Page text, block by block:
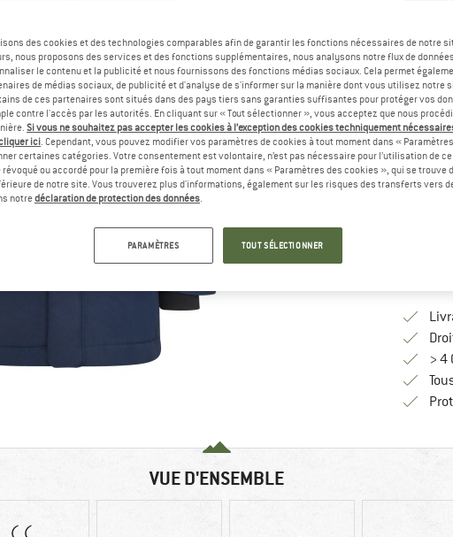
EU98
EU128
Guide
Délai de
Quantité:
>
VUE D'ENSEMBLE
des cookies et des technologies comparables afin de garantir les fonctions nécessaires de notre
nous proposons des services et des fonctions supplémentaires, nous analysons notre flux de
le contenu et la publicité et nous fournissons des fonctions médias sociaux. Cela permet
de médias sociaux, de publicité et d'analyse de s'informer sur la manière dont vous utilisez notre
de ces partenaires sont situés dans des pays tiers sans garanties suffisantes pour protéger vos
contre l'accès par les autorités. En cliquant sur « Tout sélectionner », vous acceptez que nous
Si vous ne souhaitez pas accepter les cookies à l’exception des cookies techniquement
ici. Cependant, vous pouvez modifier vos paramètres de cookies à tout moment dans «
certaines catégories. Votre consentement est volontaire, n’est pas nécessaire pour l’utilisation de
révoqué ou accordé pour la première fois à tout moment dans « Paramètres des cookies », qui se trouve
de notre site. Vous trouverez plus d'informations, également sur les risques des transferts vers
notredéclaration de protection des données.
PARAMÈTRES TOUT SÉLECTIONNER